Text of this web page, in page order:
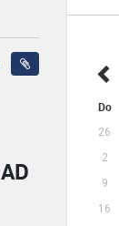
Do
26
2
9
16